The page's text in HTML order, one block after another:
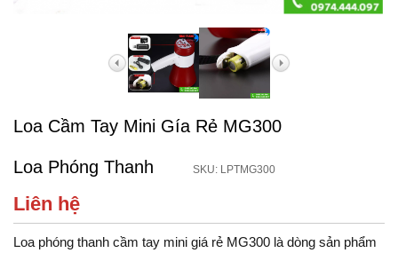
Loa Cầm Tay Mini Gía Rẻ MG300
Loa Phóng Thanh SKU: LPTMG300
Liên hệ
Loa phóng thanh cầm tay mini giá rẻ MG300 là dòng sản phẩm